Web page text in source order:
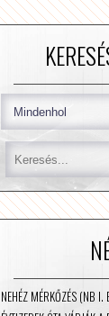
NEHÉZ MÉRKŐZÉS (NB I.